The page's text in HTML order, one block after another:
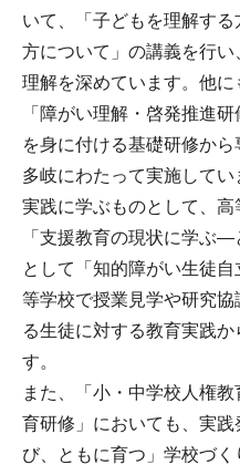
いて、「子どもを理解す
方について」の講義を行
理解を深めています。他
「障がい理解・啓発推進
を身に付ける基礎研修か
多岐にわたって実施してい
実践に学ぶものとして、高
「支援教育の現状に学ぶ
として「知的障がい生徒
等学校で授業見学や研究
る生徒に対する教育実践
す。
また、「小・中学校人権
育研修」においても、実
び、ともに育つ」学校づ